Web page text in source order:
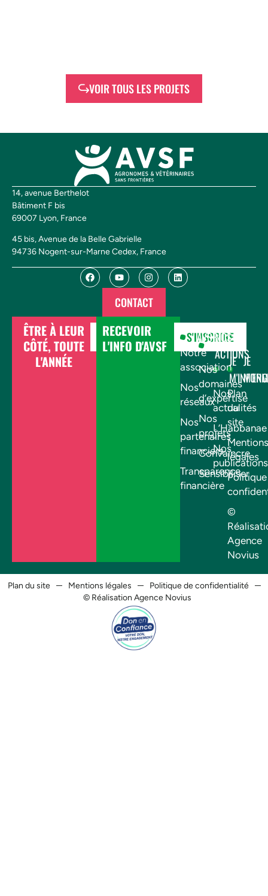
VOIR TOUS LES PROJETS
14, avenue Berthelot
Bâtiment F bis
69007 Lyon, France
45 bis, Avenue de la Belle Gabrielle
94736 Nogent-sur-Marne Cedex, France
CONTACT
ÊTRE À LEUR
CÔTÉ, TOUTE
L'ANNÉE
DONNER
RECEVOIR
L'INFO D'AVSF
S'INSCRIRE
AVSF
Notre
association
Nos
réseaux
Nos
partenaires
financiers
Transparence
financière
NOS
ACTIONS
Nos
domaines
d’expertise
Nos
projets
Convaincre
Sensibiliser
JE
Nos
actualités
L’Habbanae
Nos
publications
JE
Plan
du
site
Mentions
légales
©
Agence
Novius
Plan du site Mentions légales
Politique de confidentialité
© Réalisation Agence Novius